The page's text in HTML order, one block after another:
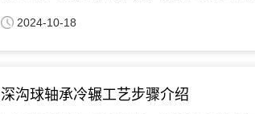
2024-10-18
深沟球轴承冷辗工艺步骤介绍